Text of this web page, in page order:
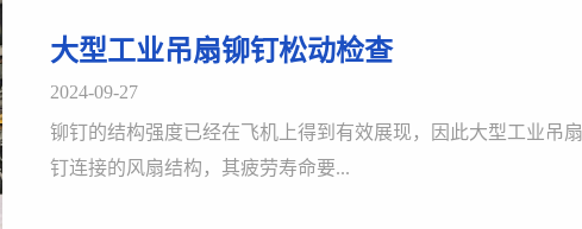
大型工业吊扇铆钉松动检查
2024-09-27
铆钉的结构强度已经在飞机上得到有效展现，因此大型工业吊
钉连接的风扇结构，其疲劳寿命要...